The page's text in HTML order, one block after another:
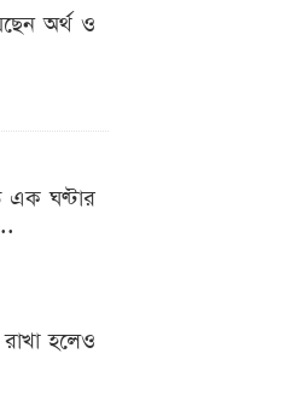
অর্থ ও
এক ঘণ্টার
হলেও